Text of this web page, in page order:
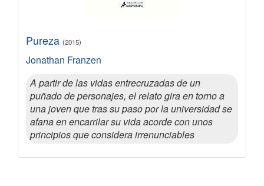
Pureza (2015)
Jonathan Franzen
A partir de las vidas entrecruzadas de un
puñado de personajes, el relato gira en torno a
una joven que tras su paso por la universidad se
afana en encarrilar su vida acorde con unos
principios que considera irrenunciables